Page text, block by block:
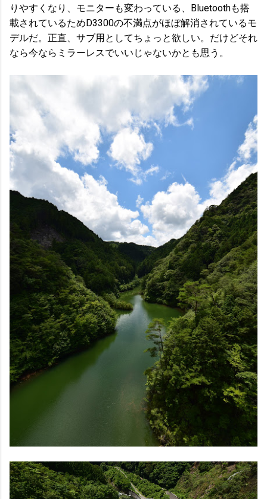
りやすくなり、モニターも変わっている、Bluetoothも搭
載されているためD3300の不満点がほぼ解消されているモ
デルだ。正直、サブ用としてちょっと欲しい。だけどそれ
なら今ならミラーレスでいいじゃないかとも思う。